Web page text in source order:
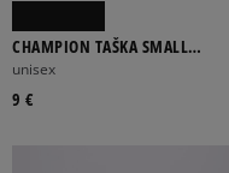
CHAMPION TAŠKA SMALL
SHOULDER BAG
unisex
9 €